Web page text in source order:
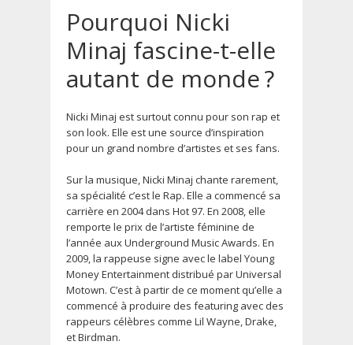
Pourquoi Nicki
Minaj fascine-t-elle
autant de monde ?
Nicki Minaj est surtout connu pour son rap et
son look. Elle est une source d’inspiration
pour un grand nombre d’artistes et ses fans.
Sur la musique, Nicki Minaj chante rarement,
sa spécialité c’est le Rap. Elle a commencé sa
carrière en 2004 dans Hot 97. En 2008, elle
remporte le prix de l’artiste féminine de
l’année aux Underground Music Awards. En
2009, la rappeuse signe avec le label Young
Money Entertainment distribué par Universal
Motown. C’est à partir de ce moment qu’elle a
commencé à produire des featuring avec des
rappeurs célèbres comme Lil Wayne, Drake,
et Birdman.